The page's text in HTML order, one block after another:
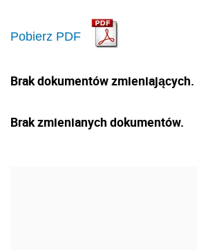
Pobierz PDF
Brak dokumentów zmieniających.
Brak zmienianych dokumentów.